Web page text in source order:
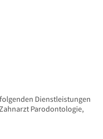
Dienstleistungen
Parodontologie,